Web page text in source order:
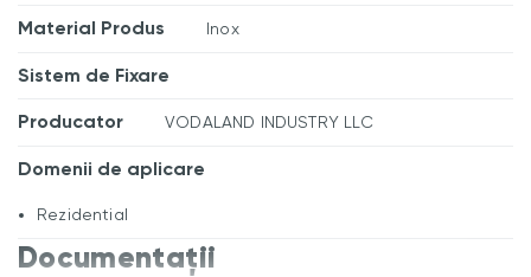
Material Produs Inox
Sistem de Fixare
Producator VODALAND INDUSTRY LLC
Domenii de aplicare
Rezidential
Documentații